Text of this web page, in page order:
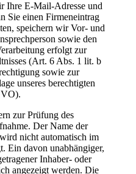
Ihre E-Mail-Adresse und
Sie einen Firmeneintrag
speichern wir Vor- und
sowie den
erfolgt zur
(Art. 6 Abs. 1 lit. b
sowie zur
unseres berechtigten
zur Prüfung des
Der Name der
nicht automatisch im
Ein davon unabhängiger,
Inhaber- oder
angezeigt werden. Die